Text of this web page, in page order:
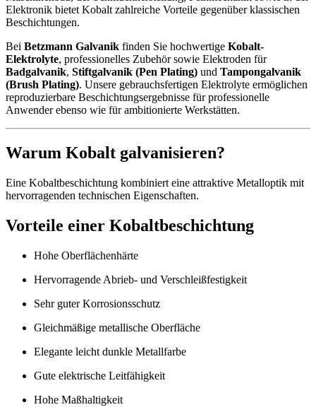
Elektronik bietet Kobalt zahlreiche Vorteile gegenüber klassischen
Beschichtungen.
Bei Betzmann Galvanik finden Sie hochwertige Kobalt-
Elektrolyte, professionelles Zubehör sowie Elektroden für
Badgalvanik, Stiftgalvanik (Pen Plating) und Tampongalvanik
(Brush Plating). Unsere gebrauchsfertigen Elektrolyte ermöglichen
reproduzierbare Beschichtungsergebnisse für professionelle
Anwender ebenso wie für ambitionierte Werkstätten.
Warum Kobalt galvanisieren?
Eine Kobaltbeschichtung kombiniert eine attraktive Metalloptik mit
hervorragenden technischen Eigenschaften.
Vorteile einer Kobaltbeschichtung
Hohe Oberflächenhärte
Hervorragende Abrieb- und Verschleißfestigkeit
Sehr guter Korrosionsschutz
Gleichmäßige metallische Oberfläche
Elegante leicht dunkle Metallfarbe
Gute elektrische Leitfähigkeit
Hohe Maßhaltigkeit